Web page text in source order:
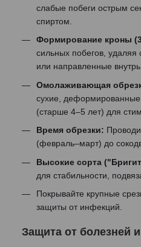
слабые побеги острым
спиртом.
Формирование кроны
сильных побегов,
или направленные
Омолаживающая
сухие, деформированные
(старше 4–5 лет) для
Время обрезки:
(февраль–март) до
Высокие сорта
для стабильности,
Покрывайте крупные
защиты от инфекций.
Защита от болезней